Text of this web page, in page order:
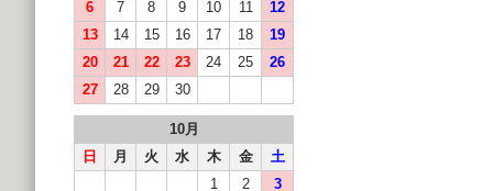
6
7 8 9 10 11
12
13
14 15 16 17 18
19
20
21 22 23 24 25
26
27
28 29 30
10月
日
月 火 水 木 金
土
1
2
3